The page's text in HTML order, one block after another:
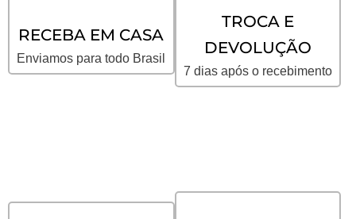
RECEBA EM CASA
Enviamos para todo Brasil
TROCA E
DEVOLUÇÃO
7 dias após o recebimento